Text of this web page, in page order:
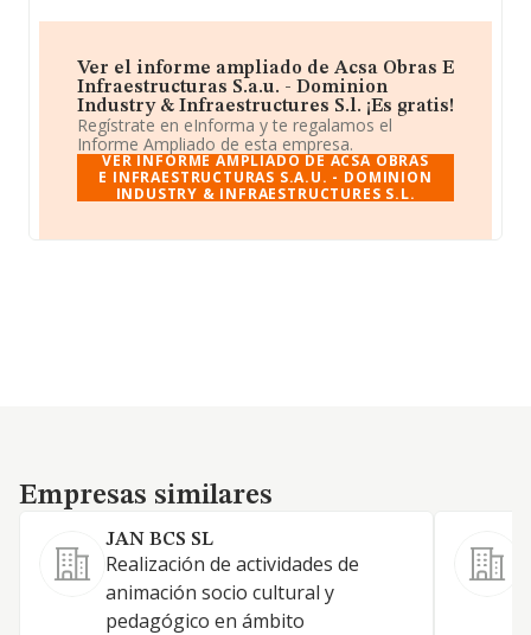
Ver el informe ampliado de Acsa Obras E
Infraestructuras S.a.u. - Dominion
Industry & Infraestructures S.l. ¡Es gratis!
Regístrate en eInforma y te regalamos el
Informe Ampliado de esta empresa.
VER INFORME AMPLIADO DE ACSA OBRAS
E INFRAESTRUCTURAS S.A.U. - DOMINION
INDUSTRY & INFRAESTRUCTURES S.L.
Empresas similares
Empresas similares
JAN BCS SL
Realización de actividades de
animación socio cultural y
pedagógico en ámbito